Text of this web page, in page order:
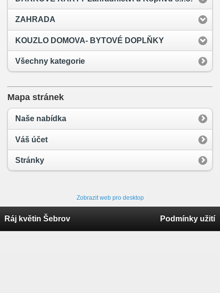
ZAHRADA
KOUZLO DOMOVA- BYTOVÉ DOPLŇKY
Všechny kategorie
Mapa stránek
Naše nabídka
Váš účet
Stránky
Zobrazit web pro desktop
Ráj květin Šebrov Podmínky užití